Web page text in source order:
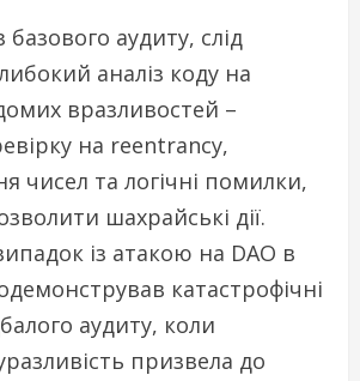
аудиту, слід
аналіз коду на
вразливостей –
на reentrancy,
чисел та логічні помилки,
шахрайські дії.
із атакою на DAO в
катастрофічні
аудиту, коли
призвела до